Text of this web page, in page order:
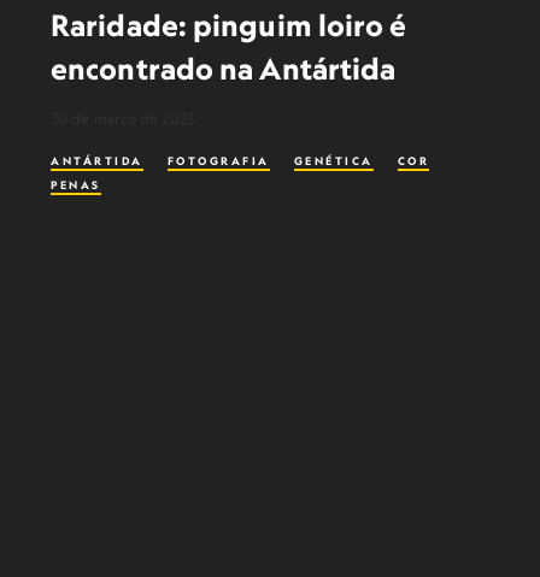
Raridade: pinguim loiro é
encontrado na Antártida
ANTÁRTIDA FOTOGRAFIA GENÉTICA
COR
PENAS